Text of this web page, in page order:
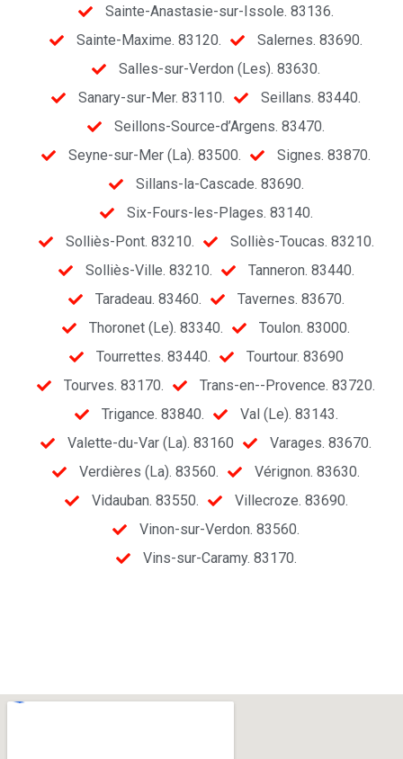
Sainte-Anastasie-sur-Issole. 83136.
Sainte-Maxime. 83120.
Salernes. 83690.
Salles-sur-Verdon (Les). 83630.
Sanary-sur-Mer. 83110.
Seillans. 83440.
Seillons-Source-d’Argens. 83470.
Seyne-sur-Mer (La). 83500.
Signes. 83870.
Sillans-la-Cascade. 83690.
Six-Fours-les-Plages. 83140.
Solliès-Pont. 83210.
Solliès-Toucas. 83210.
Solliès-Ville. 83210.
Tanneron. 83440.
Taradeau. 83460.
Tavernes. 83670.
Thoronet (Le). 83340.
Toulon. 83000.
Tourrettes. 83440.
Tourtour. 83690
Tourves. 83170.
Trans-en--Provence. 83720.
Trigance. 83840.
Val (Le). 83143.
Valette-du-Var (La). 83160
Varages. 83670.
Verdières (La). 83560.
Vérignon. 83630.
Vidauban. 83550.
Villecroze. 83690.
Vinon-sur-Verdon. 83560.
Vins-sur-Caramy. 83170.